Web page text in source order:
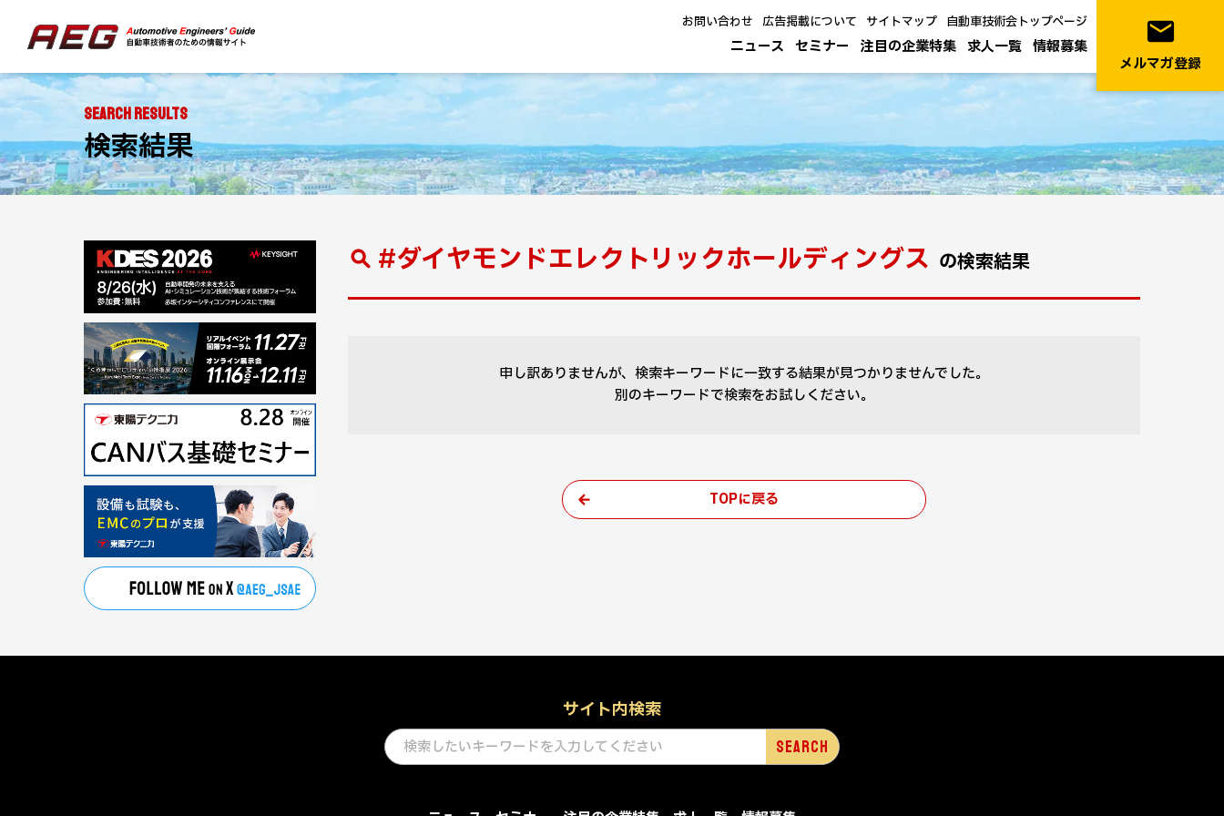
ニュース セミナー 注目の企業特集 求人一覧 情報募集
お問い合わせ 広告掲載について サイトマップ 自動車技術会トップページ email
メルマガ登録
SEARCH RESULTS
検索結果
#ダイヤモンドエレクトリックホールディングス の検索結果
申し訳ありませんが、検索キーワードに一致する結果が見つかりませんでした。
別のキーワードで検索をお試しください。
TOPに戻る
サイト内検索